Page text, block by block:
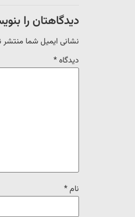
دیدگاهتان را
نشانی ایمیل شما
دیدگاه*
نام*